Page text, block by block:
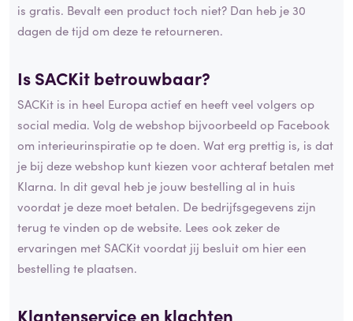
is gratis. Bevalt een product toch niet? Dan heb je 30
dagen de tijd om deze te retourneren.
Is SACKit betrouwbaar?
SACKit is in heel Europa actief en heeft veel volgers op
social media. Volg de webshop bijvoorbeeld op Facebook
om interieurinspiratie op te doen. Wat erg prettig is, is dat
je bij deze webshop kunt kiezen voor achteraf betalen met
Klarna. In dit geval heb je jouw bestelling al in huis
voordat je deze moet betalen. De bedrijfsgegevens zijn
terug te vinden op de website. Lees ook zeker de
ervaringen met SACKit voordat jij besluit om hier een
bestelling te plaatsen.
Klantenservice en klachten